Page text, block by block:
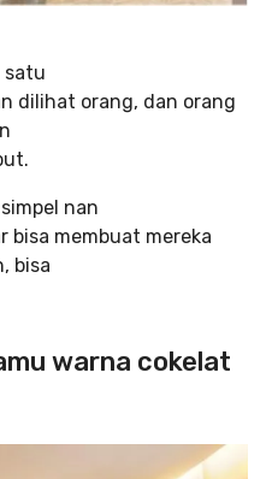
satu
dilihat orang, dan orang
nan
bisa membuat mereka
bisa
warna cokelat